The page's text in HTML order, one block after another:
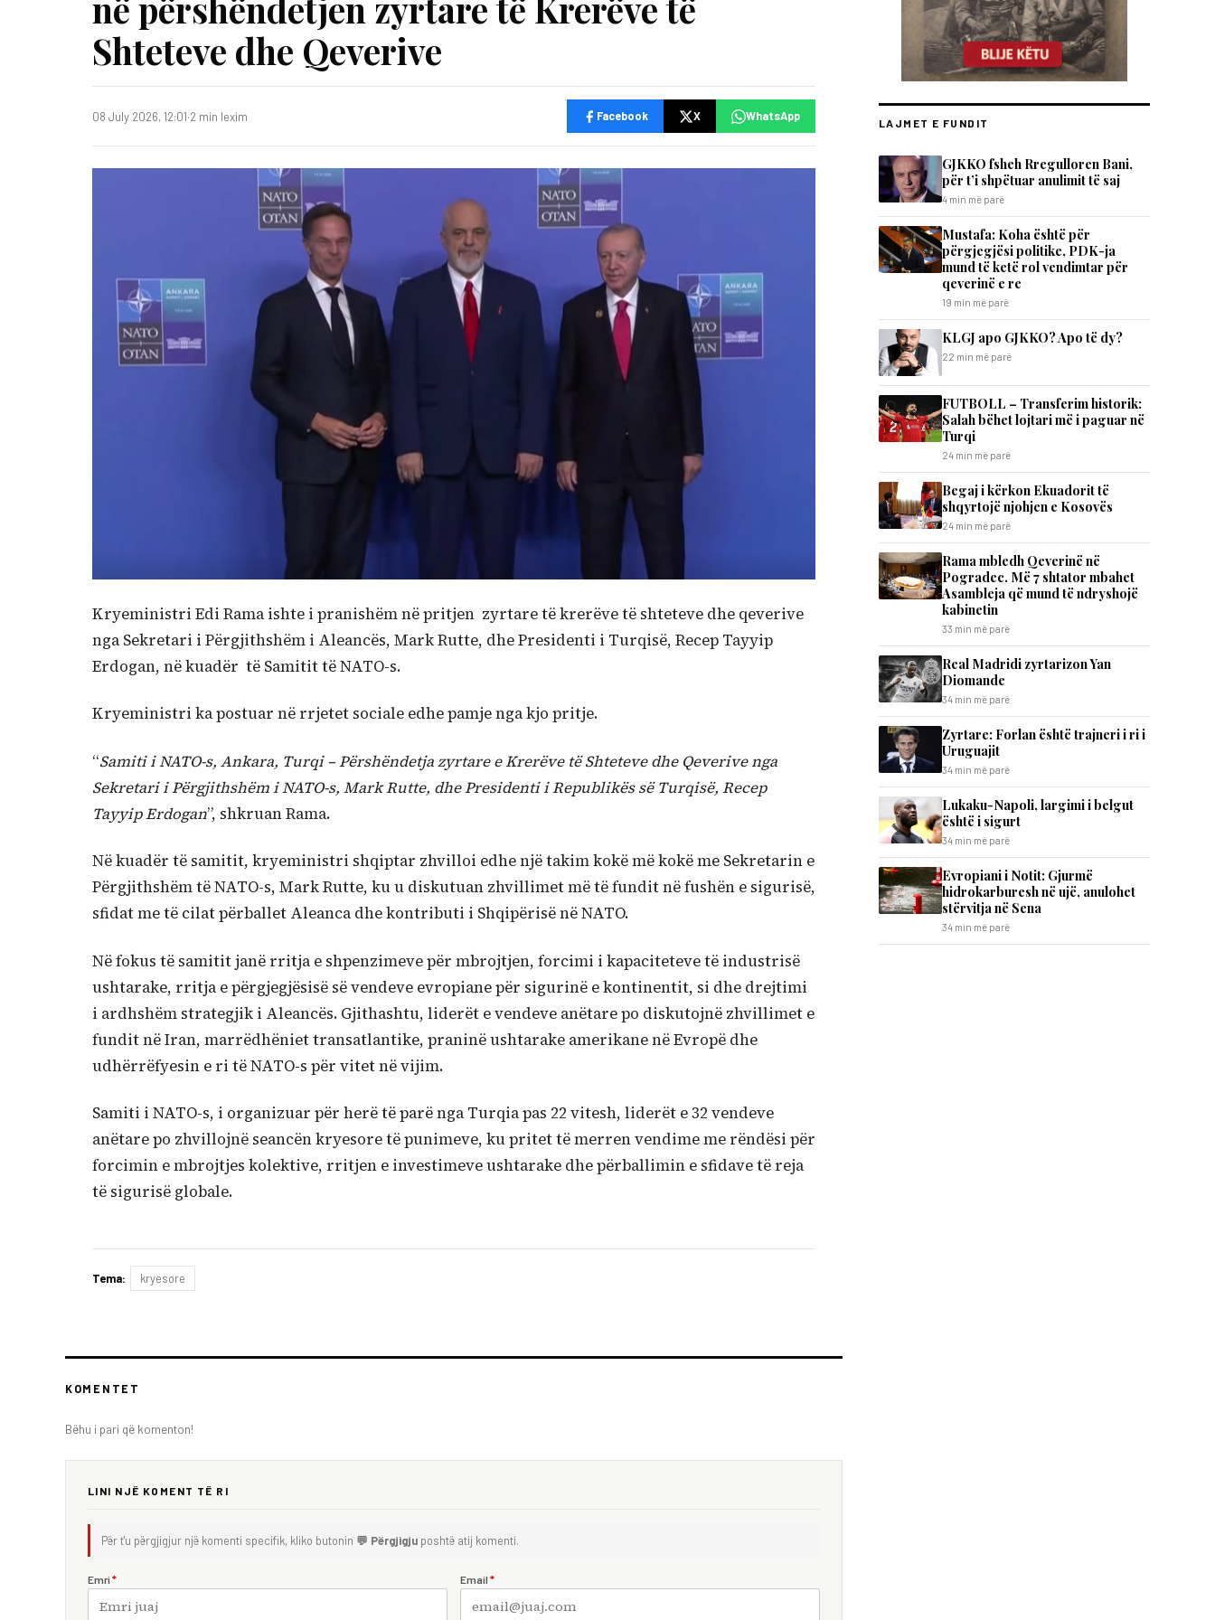
Shteteve dhe Qeverive
08 July 2026, 12:01·2 min lexim Facebook X WhatsApp
Kryeministri Edi Rama ishte i pranishëm në pritjen zyrtare të krerëve të shteteve dhe qeverive
nga Sekretari i Përgjithshëm i Aleancës, Mark Rutte, dhe Presidenti i Turqisë, Recep Tayyip
Erdogan, në kuadër të Samitit të NATO-s.
Kryeministri ka postuar në rrjetet sociale edhe pamje nga kjo pritje.
“Samiti i NATO-s, Ankara, Turqi – Përshëndetja zyrtare e Krerëve të Shteteve dhe Qeverive nga
Sekretari i Përgjithshëm i NATO-s, Mark Rutte, dhe Presidenti i Republikës së Turqisë, Recep
Tayyip Erdogan”, shkruan Rama.
Në kuadër të samitit, kryeministri shqiptar zhvilloi edhe një takim kokë më kokë me Sekretarin e
Përgjithshëm të NATO-s, Mark Rutte, ku u diskutuan zhvillimet më të fundit në fushën e sigurisë,
sfidat me të cilat përballet Aleanca dhe kontributi i Shqipërisë në NATO.
Në fokus të samitit janë rritja e shpenzimeve për mbrojtjen, forcimi i kapaciteteve të industrisë
ushtarake, rritja e përgjegjësisë së vendeve evropiane për sigurinë e kontinentit, si dhe drejtimi
i ardhshëm strategjik i Aleancës. Gjithashtu, liderët e vendeve anëtare po diskutojnë zhvillimet e
fundit në Iran, marrëdhëniet transatlantike, praninë ushtarake amerikane në Evropë dhe
udhërrëfyesin e ri të NATO-s për vitet në vijim.
Samiti i NATO-s, i organizuar për herë të parë nga Turqia pas 22 vitesh, liderët e 32 vendeve
anëtare po zhvillojnë seancën kryesore të punimeve, ku pritet të merren vendime me rëndësi për
forcimin e mbrojtjes kolektive, rritjen e investimeve ushtarake dhe përballimin e sfidave të reja
të sigurisë globale.
Tema: kryesore
KOMENTET
Bëhu i pari që komenton!
LINI NJË KOMENT TË RI
Për t'u përgjigjur një komenti specifik, kliko butonin 💬 Përgjigju poshtë atij komenti.
Emri * Email *
LAJMET E FUNDIT
GJKKO fsheh Rregulloren Bani,
për t’i shpëtuar anulimit të saj
4 min më parë
Mustafa: Koha është për
përgjegjësi politike, PDK-ja
mund të ketë rol vendimtar për
qeverinë e re
19 min më parë
KLGJ apo GJKKO? Apo të dy?
22 min më parë
FUTBOLL – Transferim historik:
Salah bëhet lojtari më i paguar në
Turqi
24 min më parë
Begaj i kërkon Ekuadorit të
shqyrtojë njohjen e Kosovës
24 min më parë
Rama mbledh Qeverinë në
Pogradec. Më 7 shtator mbahet
Asambleja që mund të ndryshojë
kabinetin
33 min më parë
Real Madridi zyrtarizon Yan
Diomande
34 min më parë
Zyrtare: Forlan është trajneri i ri i
Uruguajit
34 min më parë
Lukaku-Napoli, largimi i belgut
është i sigurt
34 min më parë
Evropiani i Notit: Gjurmë
hidrokarburesh në ujë, anulohet
stërvitja në Sena
34 min më parë